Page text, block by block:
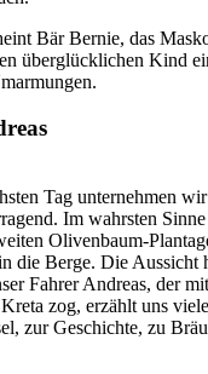
Bär Bernie, das
überglücklichen Kind
Tag unternehmen
Im wahrsten
Olivenbaum-
die Berge. Die Aussicht
Fahrer Andreas, der
zog, erzählt uns
zur Geschichte, zu